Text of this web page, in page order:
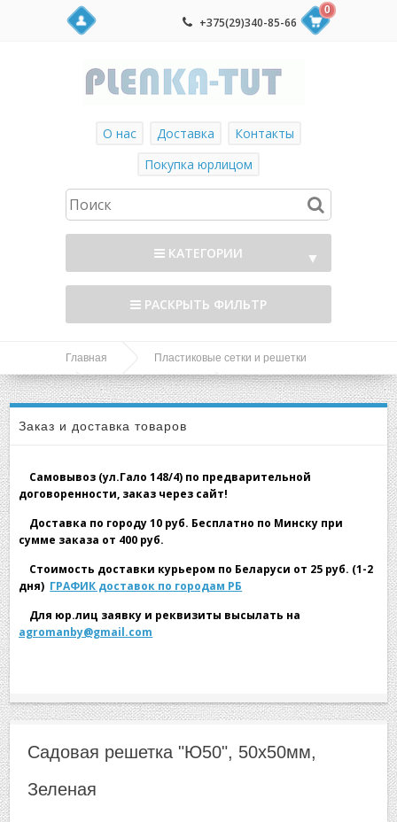
+375(29)340-85-66
0
О нас Доставка
Контакты
Покупка юрлицом
КАТЕГОРИИ ▼
РАСКРЫТЬ ФИЛЬТР
▼
Главная Пластиковые сетки и решетки
Садовые решетки Садовая
решетка "Ю50", 50х50мм, Зеленая
Заказ и доставка товаров
Самовывоз (ул.Гало 148/4) по предварительной
договоренности, заказ через сайт!
Доставка по городу 10 руб. Бесплатно по Минску при
сумме заказа от 400 руб.
Стоимость доставки курьером по Беларуси от 25 руб. (1-2
дня) ГРАФИК доставок по городам РБ
Для юр.лиц заявку и реквизиты высылать на
agromanby@gmail.com
Садовая решетка "Ю50", 50х50мм,
Зеленая